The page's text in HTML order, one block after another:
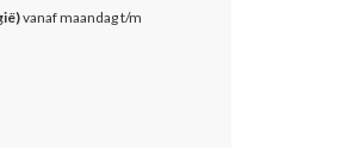
vanaf maandag t/m